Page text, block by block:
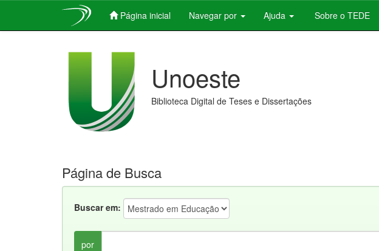
Página inicial Navegar por Ajuda Sobre o TEDE
Unoeste
Biblioteca Digital de Teses e Dissertações
Página de Busca
Buscar em:
por